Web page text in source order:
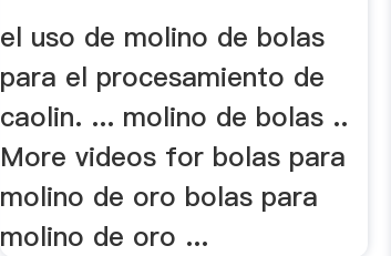
el uso de molino de bolas
para el procesamiento de
caolin. ... molino de bolas ..
More videos for bolas para
molino de oro bolas para
molino de oro ...